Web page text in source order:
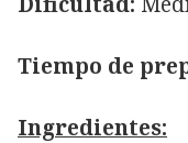
Tiempo de
Ingredientes: